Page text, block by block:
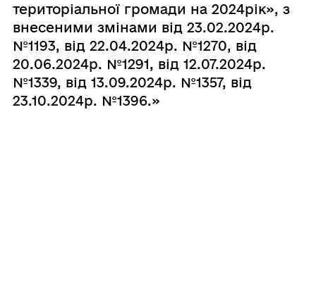
територіальної громади на 2024рік», з
внесеними змінами від 23.02.2024р.
№1193, від 22.04.2024р. №1270, від
20.06.2024р. №1291, від 12.07.2024р.
№1339, від 13.09.2024р. №1357, від
23.10.2024р. №1396.»